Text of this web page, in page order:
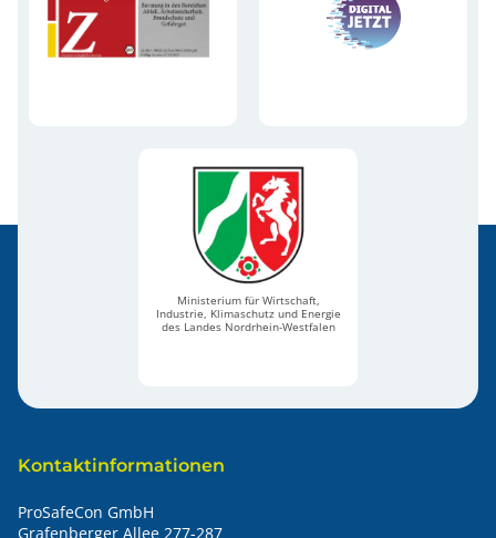
Ministerium für Wirtschaft,
Industrie, Klimaschutz und Energie
des Landes Nordrhein-Westfalen
Kontaktinformationen
ProSafeCon GmbH
Grafenberger Allee 277-287